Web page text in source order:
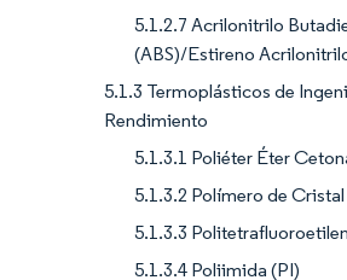
5.1.2.7 Acrilonitrilo
(ABS)/Estireno
5.1.3 Termoplásticos de
Rendimiento
5.1.3.1 Poliéter Éter
5.1.3.2 Polímero de
5.1.3.3
5.1.3.4 Poliimida (PI)